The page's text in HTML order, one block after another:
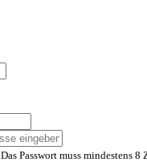
Das Passwort muss mindestens 8